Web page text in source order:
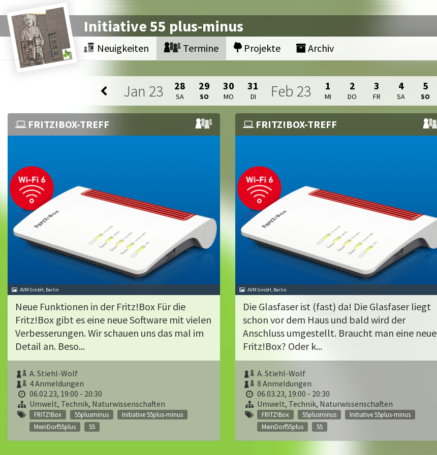
Initiative 55 plus-minus
Neuigkeiten Termine Projekte Archiv
Jan 23 28
SA
29
SO
30
MO
31
DI Feb 23 1
MI
2
DO
3
FR
4
SA
5
SO
FRITZ!BOX-TREFF
AVM GmbH, Berlin
Neue Funktionen in der Fritz!Box Für die
Fritz!Box gibt es eine neue Software mit vielen
Verbesserungen. Wir schauen uns das mal im
Detail an. Beso...
A. Stiehl-Wolf
4 Anmeldungen
06.02.23, 19:00 - 20:30
Umwelt, Technik, Naturwissenschaften
FRITZ!Box 55plusminus
Initiative 55plus-minus
MeinDorf55plus
55
FRITZ!BOX-TREFF
AVM GmbH, Berlin
Die Glasfaser ist (fast) da! Die Glasfaser liegt
schon vor dem Haus und bald wird der
Anschluss umgestellt. Braucht man eine neue
Fritz!Box? Oder k...
A. Stiehl-Wolf
8 Anmeldungen
06.03.23, 19:00 - 20:30
Umwelt, Technik, Naturwissenschaften
FRITZ!Box 55plusminus
Initiative 55plus-minus
MeinDorf55plus
55